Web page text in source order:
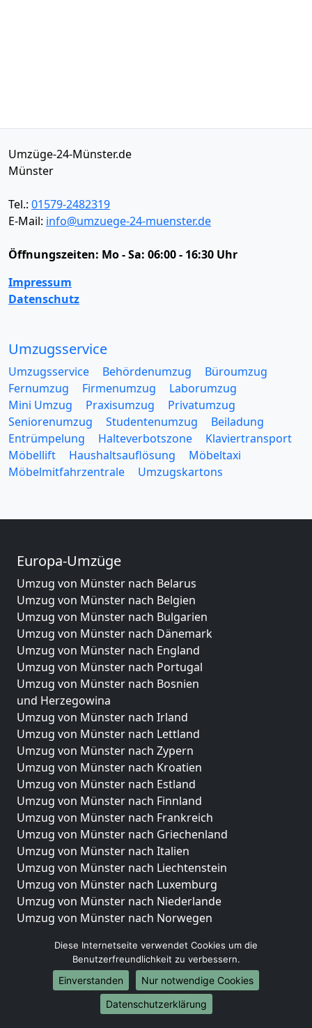
Umzüge-24-Münster.de
Münster
Tel.: 01579-2482319
E-Mail: info@umzuege-24-muenster.de
Öffnungszeiten: Mo - Sa: 06:00 - 16:30 Uhr
Impressum
Datenschutz
Umzugsservice
Umzugsservice Behördenumzug
Büroumzug
Fernumzug
Firmenumzug
Laborumzug
Mini Umzug
Praxisumzug
Privatumzug
Seniorenumzug
Studentenumzug
Beiladung
Entrümpelung
Halteverbotszone
Klaviertransport
Möbellift
Haushaltsauflösung
Möbeltaxi
Möbelmitfahrzentrale
Umzugskartons
Europa-Umzüge
Umzug von Münster nach Belarus
Umzug von Münster nach Belgien
Umzug von Münster nach Bulgarien
Umzug von Münster nach Dänemark
Umzug von Münster nach England
Umzug von Münster nach Portugal
Umzug von Münster nach Bosnien
und Herzegowina
Umzug von Münster nach Irland
Umzug von Münster nach Lettland
Umzug von Münster nach Zypern
Umzug von Münster nach Kroatien
Umzug von Münster nach Estland
Umzug von Münster nach Finnland
Umzug von Münster nach Frankreich
Umzug von Münster nach Griechenland
Umzug von Münster nach Italien
Umzug von Münster nach Liechtenstein
Umzug von Münster nach Luxemburg
Umzug von Münster nach Niederlande
Umzug von Münster nach Norwegen
Umzüge-Deutschlandweit
Umzug von Münster nach Berlin
Umzug von Münster nach Hamburg
Umzug von Münster nach München
Umzug von Münster nach Köln
Diese Internetseite verwendet Cookies um die
Benutzerfreundlichkeit zu verbessern.
Einverstanden
Nur notwendige Cookies
Datenschutzerklärung